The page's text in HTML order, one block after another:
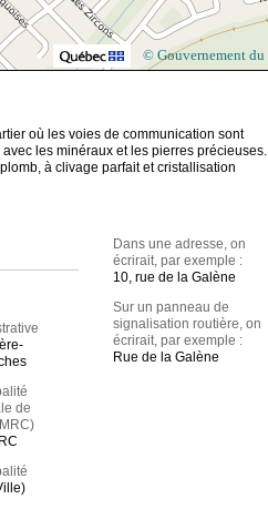
© Gouvernement du
où les voies de communication sont
les minéraux et les pierres
à clivage parfait et cristallisation
de
Dans une adresse, on
écrirait, par exemple :
10, rue de la Galène
Sur un panneau de
signalisation routière, on
écrirait, par exemple :
Rue de la Galène